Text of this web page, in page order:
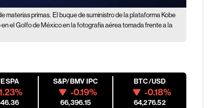
materias primas. El buque de suministro de la plataforma Kobe
el Golfo de México en la fotografía aérea tomada frente a la
S&P/BMV IPC
-0.19%
66,396.15
BTC/USD
-0.18%
64,276.52